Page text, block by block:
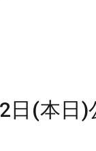
(本日)